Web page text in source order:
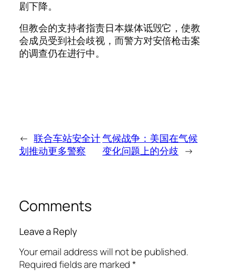
剧下降。
但教会的支持者指责日本媒体诋毁它，使教
会成员受到社会歧视，而警方对安倍枪击案
的调查仍在进行中。
← 联合车站安全计
划推动更多警察
气候战争：美国在气候
变化问题上的分歧 →
Comments
Leave a Reply
Your email address will not be published.
Required fields are marked*